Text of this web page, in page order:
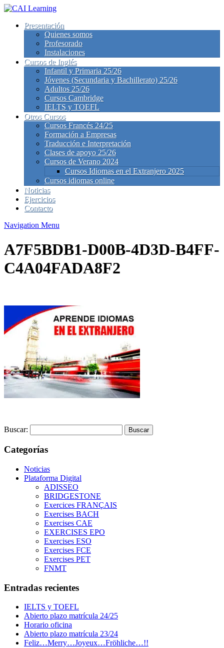
Presentación
Quienes somos
Profesorado
Instalaciones
Cursos de Inglés
Infantil y Primaria 25/26
Jóvenes (Secundaria y Bachillerato) 25/26
Adultos 25/26
Cursos Cambridge
IELTS y TOEFL
Otros Cursos
Cursos Francés 24/25
Formación a Empresas
Traducción e Interpretación
Clases de apoyo 25/26
Cursos de Verano 2024
Cursos Idiomas en el Extranjero 2025
Cursos idiomas online
Noticias
Ejercicios
Contacto
Navigation Menu
A7F5BDB1-D00B-4D3D-B4FF-
C4A04FADA8F2
Buscar:
Categorías
Noticias
Plataforma Digital
ADISSEO
BRIDGESTONE
Exercices FRANÇAIS
Exercises BACH
Exercises CAE
EXERCISES EPO
Exercises ESO
Exercises FCE
Exercises PET
FNMT
Entradas recientes
IELTS y TOEFL
Abierto plazo matrícula 24/25
Horario oficina
Abierto plazo matrícula 23/24
Feliz…Merry…Joyeux…Fröhliche…!!